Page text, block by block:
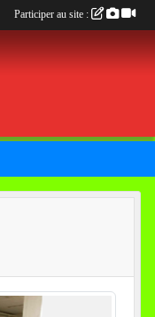
Participer au site :